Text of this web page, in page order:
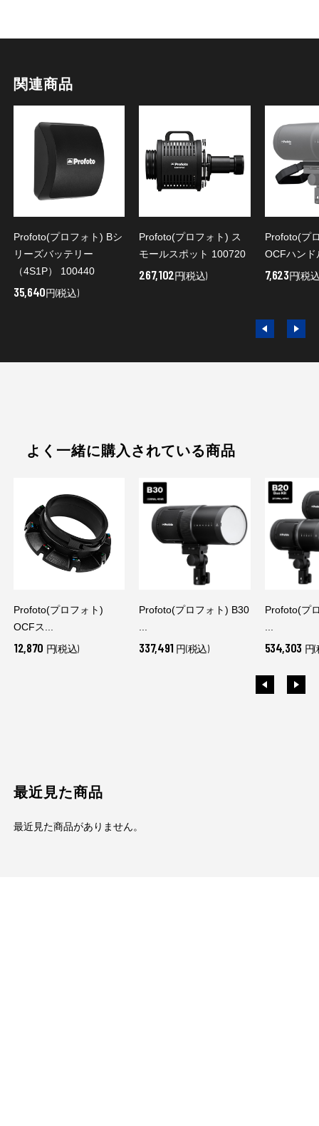
関連商品
Profoto(プロフォト) Bシ
リーズバッテリー
（4S1P） 100440
35,640円(税込)
Profoto(プロフォト) ス
モールスポット 100720
267,102円(税込)
Profoto(プ
OCFハン
7,623円(税
よく一緒に購入されている商品
Profoto(プロフォト)
OCFス...
12,870 円(税込)
Profoto(プロフォト) B30
337,491 円(税込)
Profoto(プ
534,303 円
最近見た商品
最近見た商品がありません。